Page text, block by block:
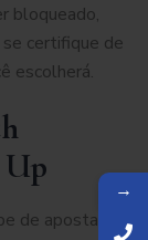
bloqueado,
certifique de
escolherá.
de apostas e
→